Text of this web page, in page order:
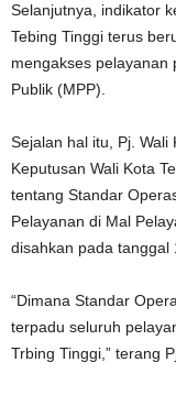
Selanjutnya, indikator
Tebing Tinggi terus
mengakses pelayanan
Publik (MPP).
Sejalan hal itu, Pj. Wali
Keputusan Wali Kota
tentang Standar
Pelayanan di Mal
disahkan pada tanggal
“Dimana Standar
terpadu seluruh
Trbing Tinggi,” terang